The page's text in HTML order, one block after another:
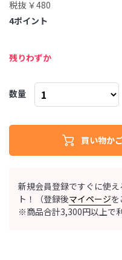
新規会員登録ですぐに使え
ト！（登録後マイページを
※商品合計3,300円以上で
税抜 ￥480
ポイント
4
残りわずか
数量